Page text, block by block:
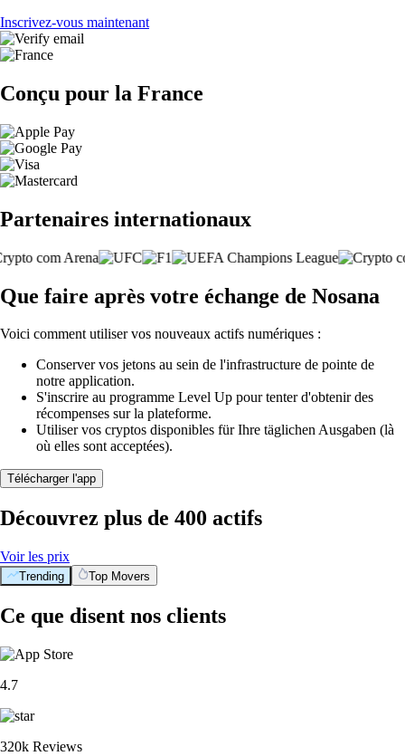
Inscrivez-vous maintenant
Conçu pour la France
Partenaires internationaux
Que faire après votre échange de Nosana
Voici comment utiliser vos nouveaux actifs numériques :
Conserver vos jetons au sein de l'infrastructure de pointe de
notre application.
S'inscrire au programme Level Up pour tenter d'obtenir des
récompenses sur la plateforme.
Utiliser vos cryptos disponibles für Ihre täglichen Ausgaben (là
où elles sont acceptées).
Télécharger l'app
Découvrez plus de 400 actifs
Voir les prix
Trending Top Movers
Ce que disent nos clients
4.7
320k Reviews